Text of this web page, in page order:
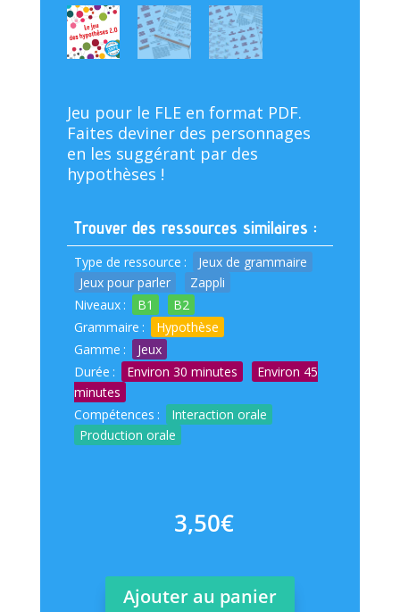
Jeu pour le FLE en format PDF.
Faites deviner des personnages
en les suggérant par des
hypothèses !
Trouver des ressources similaires :
Type de ressource :
Jeux de grammaire
Jeux pour parler
Zappli
Niveaux : B1
B2
Grammaire :
Hypothèse
Gamme :
Jeux
Durée : Environ 30 minutes
Environ 45
minutes
Compétences :
Interaction orale
Production orale
3,50€
Ajouter au panier